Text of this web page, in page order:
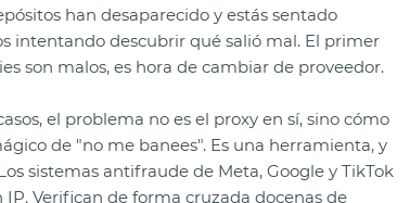
han desaparecido y estás sentado
intentando descubrir qué salió mal. El primer
son malos, es hora de cambiar de proveedor.
el problema no es el proxy en sí, sino cómo
de "no me banees". Es una herramienta, y
sistemas antifraude de Meta, Google y TikTok
Verifican de forma cruzada docenas de